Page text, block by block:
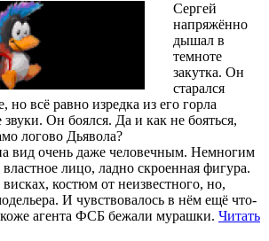
Сергей
напряжённо
дышал в
темноте
закутка. Он
старался
но всё равно изредка из его горла
Он боялся. Да и как не бояться,
логово Дьявола?
вид очень даже человечным. Немногим
лицо, ладно скроенная фигура.
костюм от неизвестного, но,
И чувствовалось в нём ещё что-
коже агента ФСБ бежали мурашки. Читать